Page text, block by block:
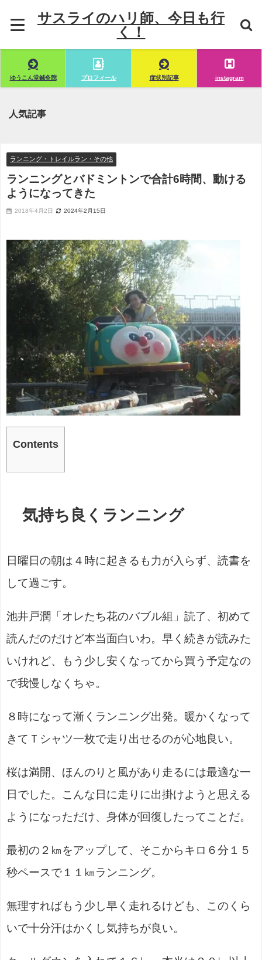
サスライのハリ師、今日も行
く！
ゆうこん堂鍼灸院 プロフィール 症状別記事 instagram
人気記事
ランニング・トレイルラン・その他
ランニングとバドミントンで合計6時間、動ける
ようになってきた
2018年4月2日 2024年2月15日
Contents
気持ち良くランニング
日曜日の朝は４時に起きるも力が入らず、読書を
して過ごす。
池井戸潤「オレたち花のバブル組」読了、初めて
読んだのだけど本当面白いわ。早く続きが読みた
いけれど、もう少し安くなってから買う予定なの
で我慢しなくちゃ。
８時になって漸くランニング出発。暖かくなって
きてＴシャツ一枚で走り出せるのが心地良い。
桜は満開、ほんのりと風があり走るには最適な一
日でした。こんな日に走りに出掛けようと思える
ようになっただけ、身体が回復したってことだ。
最初の２㎞をアップして、そこからキロ６分１５
秒ペースで１１㎞ランニング。
無理すればもう少し早く走れるけども、このくら
いで十分汗はかくし気持ちが良い。